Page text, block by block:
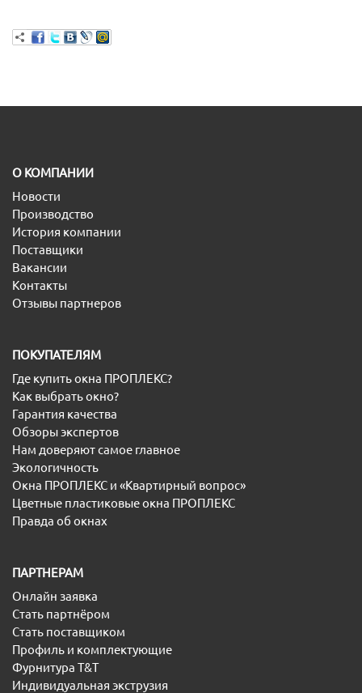
O КОМПАНИИ
Новости
Производство
История компании
Поставщики
Вакансии
Контакты
Отзывы партнеров
ПОКУПАТЕЛЯМ
Где купить окна ПРОПЛЕКС?
Как выбрать окно?
Гарантия качества
Обзоры экспертов
Нам доверяют самое главное
Экологичность
Окна ПРОПЛЕКС и «Квартирный вопрос»
Цветные пластиковые окна ПРОПЛЕКС
Правда об окнах
ПАРТНЕРАМ
Онлайн заявка
Стать партнёром
Стать поставщиком
Профиль и комплектующие
Фурнитура T&T
Индивидуальная экструзия